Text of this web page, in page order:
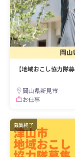
【地域おこし協力隊
岡山県新見市
お仕事
募集終了